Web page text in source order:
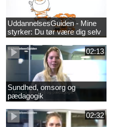
UddannelsesGuiden - Mine
styrker: Du tør være dig selv
02:13
Sundhed, omsorg og
pædagogik
02:32